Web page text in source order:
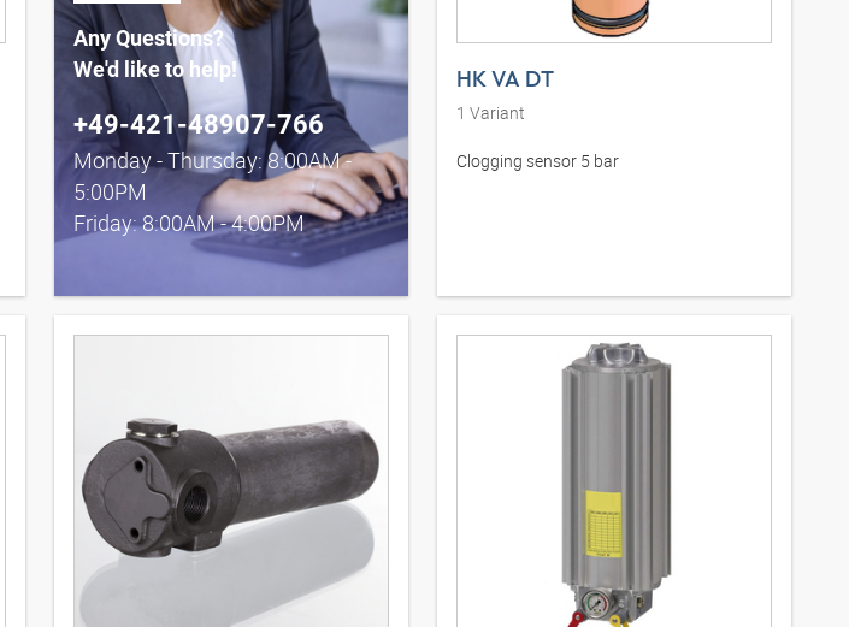
Any Questions?
We'd like to help!
+49-421-48907-766
Monday - Thursday: 8:00AM -
5:00PM
Friday: 8:00AM - 4:00PM
HK VA DT
1 Variant
Clogging sensor 5 bar